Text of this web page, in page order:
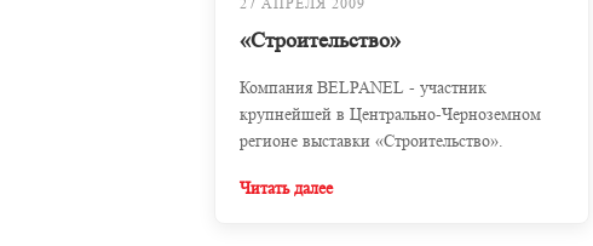
«Строительство»
Компания BELPANEL - участник
крупнейшей в Центрально-Черноземном
регионе выставки «Строительство».
Читать далее